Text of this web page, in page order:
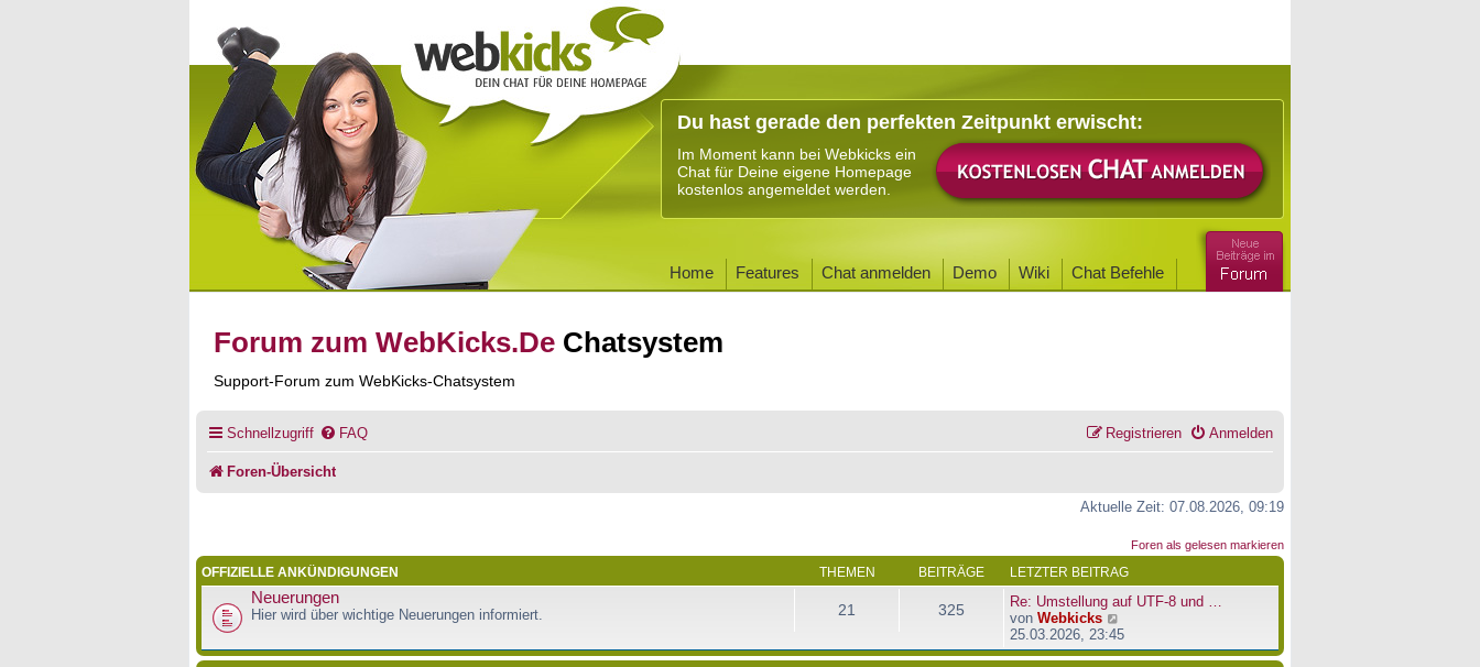
Du hast gerade den perfekten Zeitpunkt erwischt:
Im Moment kann bei Webkicks ein
Chat für Deine eigene Homepage
kostenlos angemeldet werden.
Home Features Chat anmelden Demo Wiki Chat Befehle
Forum zum WebKicks.De Chatsystem
Support-Forum zum WebKicks-Chatsystem
Schnellzugriff FAQ Anmelden
Registrieren
Foren-Übersicht
Aktuelle Zeit: 07.08.2026, 09:19
Foren als gelesen markieren
OFFIZIELLE ANKÜNDIGUNGEN THEMEN BEITRÄGE LETZTER BEITRAG
Neuerungen
Hier wird über wichtige Neuerungen informiert. 21 325
Re: Umstellung auf UTF-8 und …
von Webkicks
e
u
25.03.2026, 23:45